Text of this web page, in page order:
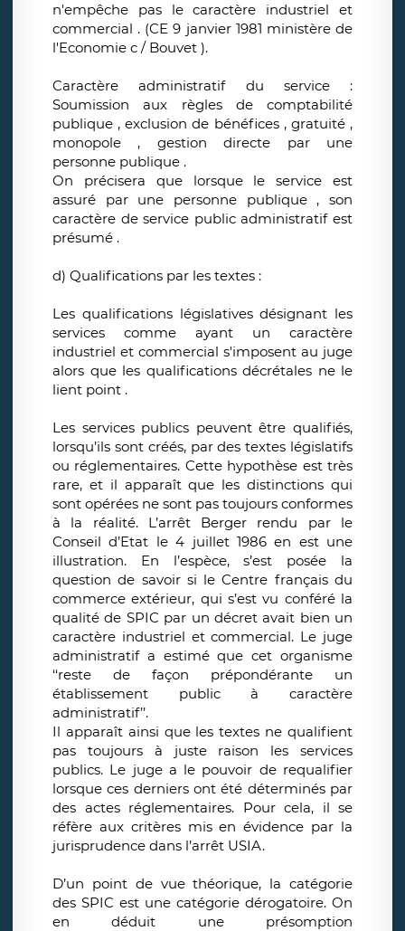
n'empêche pas le caractère industriel et
commercial . (CE 9 janvier 1981 ministère de
l'Economie c / Bouvet ).
Caractère administratif du service :
Soumission aux règles de comptabilité
publique , exclusion de bénéfices , gratuité ,
monopole , gestion directe par une
personne publique .
On précisera que lorsque le service est
assuré par une personne publique , son
caractère de service public administratif est
présumé .
d) Qualifications par les textes :
Les qualifications législatives désignant les
services comme ayant un caractère
industriel et commercial s'imposent au juge
alors que les qualifications décrétales ne le
lient point .
Les services publics peuvent être qualifiés,
lorsqu’ils sont créés, par des textes législatifs
ou réglementaires. Cette hypothèse est très
rare, et il apparaît que les distinctions qui
sont opérées ne sont pas toujours conformes
à la réalité. L’arrêt Berger rendu par le
Conseil d’Etat le 4 juillet 1986 en est une
illustration. En l’espèce, s’est posée la
question de savoir si le Centre français du
commerce extérieur, qui s’est vu conféré la
qualité de SPIC par un décret avait bien un
caractère industriel et commercial. Le juge
administratif a estimé que cet organisme
‘‘reste de façon prépondérante un
établissement public à caractère
administratif’’.
Il apparaît ainsi que les textes ne qualifient
pas toujours à juste raison les services
publics. Le juge a le pouvoir de requalifier
lorsque ces derniers ont été déterminés par
des actes réglementaires. Pour cela, il se
réfère aux critères mis en évidence par la
jurisprudence dans l’arrêt USIA.
D’un point de vue théorique, la catégorie
des SPIC est une catégorie dérogatoire. On
en déduit une présomption